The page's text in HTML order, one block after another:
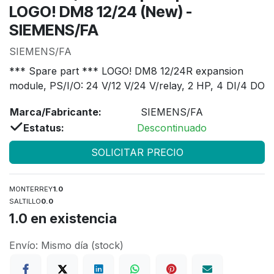
LOGO! DM8 12/24 (New) -
SIEMENS/FA
SIEMENS/FA
*** Spare part *** LOGO! DM8 12/24R expansion
module, PS/I/O: 24 V/12 V/24 V/relay, 2 HP, 4 DI/4 DO
Marca/Fabricante:
SIEMENS/FA
Estatus:
Descontinuado
SOLICITAR PRECIO
MONTERREY1.0
SALTILLO0.0
1.0 en existencia
Envío: Mismo día (stock)